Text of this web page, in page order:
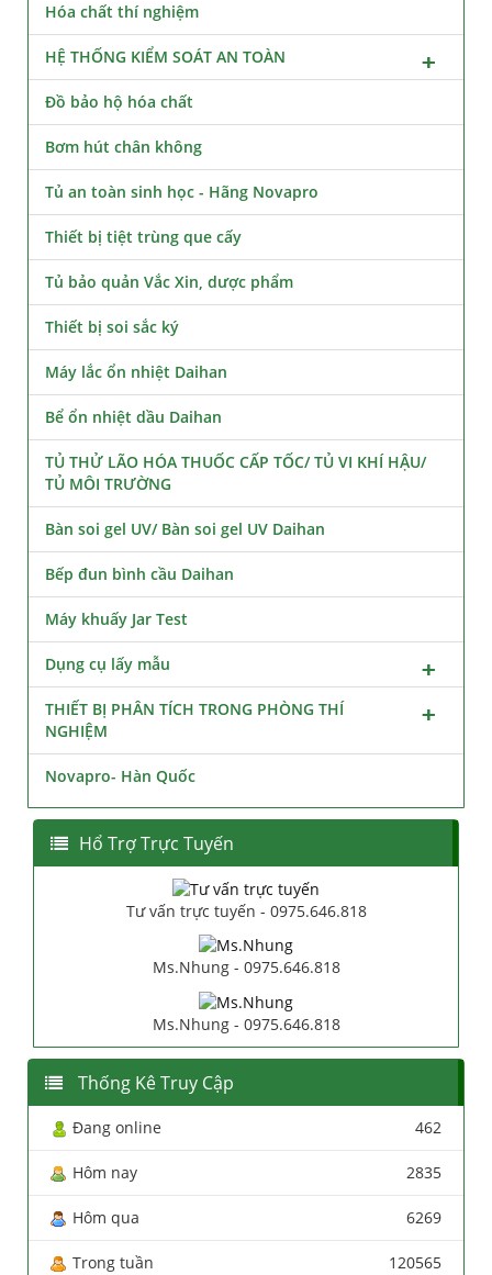
Hóa chất thí nghiệm
HỆ THỐNG KIỂM SOÁT AN TOÀN
Đồ bảo hộ hóa chất
Bơm hút chân không
Tủ an toàn sinh học - Hãng Novapro
Thiết bị tiệt trùng que cấy
Tủ bảo quản Vắc Xin, dược phẩm
Thiết bị soi sắc ký
Máy lắc ổn nhiệt Daihan
Bể ổn nhiệt dầu Daihan
TỦ THỬ LÃO HÓA THUỐC CẤP TỐC/ TỦ VI KHÍ HẬU/
TỦ MÔI TRƯỜNG
Bàn soi gel UV/ Bàn soi gel UV Daihan
Bếp đun bình cầu Daihan
Máy khuấy Jar Test
Dụng cụ lấy mẫu
THIẾT BỊ PHÂN TÍCH TRONG PHÒNG THÍ
NGHIỆM
Novapro- Hàn Quốc
Hổ Trợ Trực Tuyến
Tư vấn trực tuyến - 0975.646.818
Ms.Nhung - 0975.646.818
Ms.Nhung - 0975.646.818
Thống Kê Truy Cập
Đang online 462
Hôm nay 2835
Hôm qua 6269
Trong tuần 120565